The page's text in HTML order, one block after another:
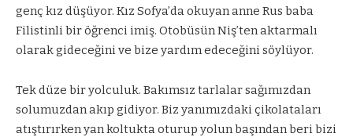
genç kız düşüyor. Kız Sofya’da okuyan anne Rus baba
Filistinli bir öğrenci imiş. Otobüsün Niş’ten aktarmalı
olarak gideceğini ve bize yardım edeceğini söylüyor.
Tek düze bir yolculuk. Bakımsız tarlalar sağımızdan
solumuzdan akıp gidiyor. Biz yanımızdaki çikolataları
atıştırırken yan koltukta oturup yolun başından beri bizi